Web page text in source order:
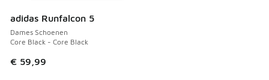
adidas Runfalcon 5
Dames Schoenen
Core Black - Core Black
€ 59,99